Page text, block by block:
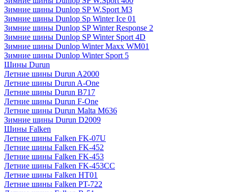
Зимние шины Dunlop SP W.Sport M3
Зимние шины Dunlop Sp Winter Ice 01
Зимние шины Dunlop SP Winter Response 2
Зимние шины Dunlop SP Winter Sport 4D
Зимние шины Dunlop Winter Maxx WM01
Зимние шины Dunlop Winter Sport 5
Шины Durun
Летние шины Durun A2000
Летние шины Durun A-One
Летние шины Durun B717
Летние шины Durun F-One
Летние шины Durun Malta M636
Зимние шины Durun D2009
Шины Falken
Летние шины Falken FK-07U
Летние шины Falken FK-452
Летние шины Falken FK-453
Летние шины Falken FK-453CC
Летние шины Falken HT01
Летние шины Falken PT-722